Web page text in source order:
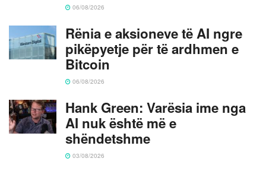
06/08/2026
Rënia e aksioneve të AI ngre
pikëpyetje për të ardhmen e
Bitcoin
06/08/2026
Hank Green: Varësia ime nga
AI nuk është më e
shëndetshme
03/08/2026